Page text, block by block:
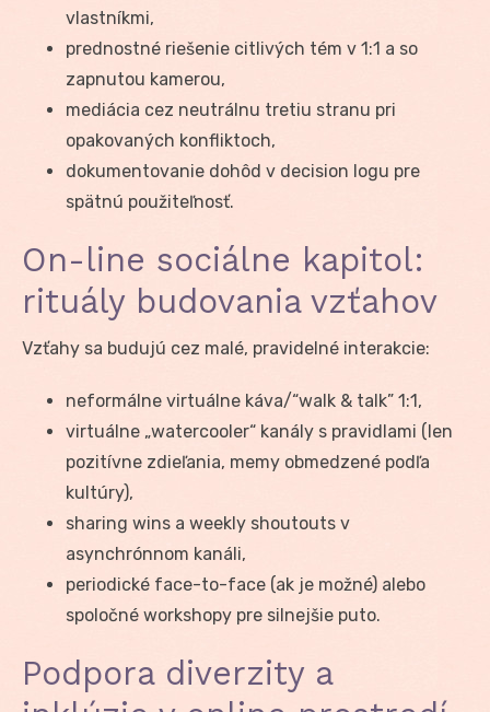
vlastníkmi,
prednostné riešenie citlivých tém v 1:1 a so
zapnutou kamerou,
mediácia cez neutrálnu tretiu stranu pri
opakovaných konfliktoch,
dokumentovanie dohôd v decision logu pre
spätnú použiteľnosť.
On-line sociálne kapitol:
rituály budovania vzťahov
Vzťahy sa budujú cez malé, pravidelné interakcie:
neformálne virtuálne káva/“walk & talk” 1:1,
virtuálne „watercooler“ kanály s pravidlami (len
pozitívne zdieľania, memy obmedzené podľa
kultúry),
sharing wins a weekly shoutouts v
asynchrónnom kanáli,
periodické face-to-face (ak je možné) alebo
spoločné workshopy pre silnejšie puto.
Podpora diverzity a